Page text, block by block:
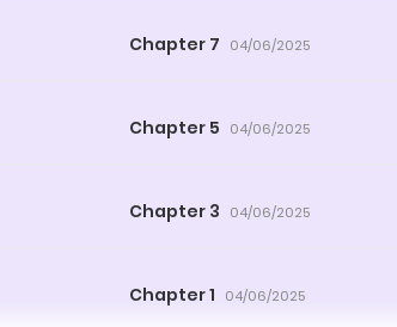
Chapter 7 04/06/2025
Chapter 5 04/06/2025
Chapter 3 04/06/2025
Chapter 1 04/06/2025